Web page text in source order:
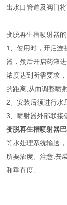
出水口管道及阀门
变脱再生槽喷射器
1、使用时，开启连
器，然后开启药液
浓度达到所需要求
的距离,从而调整喷
2、安装后须进行水
3、喷射器外部联接
变脱再生槽喷射器
等水处理系统输送
所要浓度。注意:安
和垂直度。